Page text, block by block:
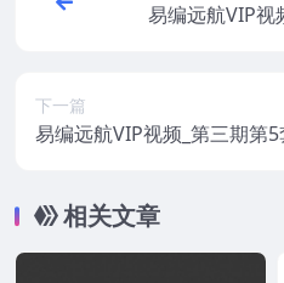
易编远航VIP视
下一篇
易编远航VIP视频_第三期第
相关文章